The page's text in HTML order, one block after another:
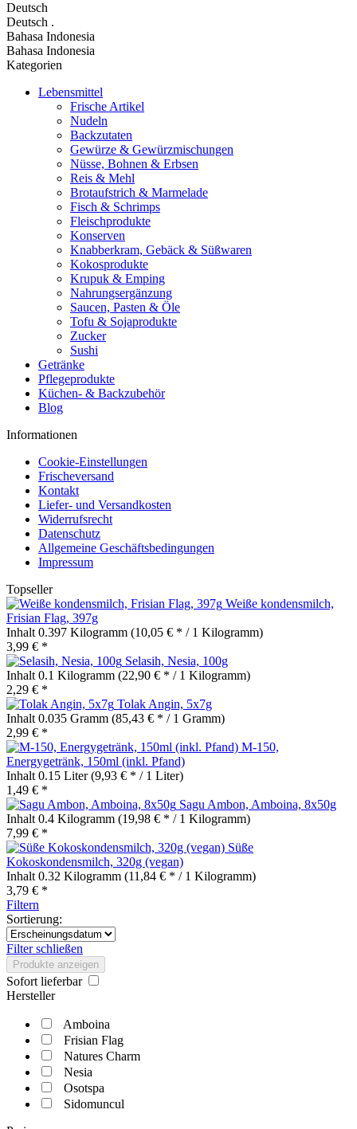
Deutsch
Deutsch .
Bahasa Indonesia
Bahasa Indonesia
Kategorien
Lebensmittel
Frische Artikel
Nudeln
Backzutaten
Gewürze & Gewürzmischungen
Nüsse, Bohnen & Erbsen
Reis & Mehl
Brotaufstrich & Marmelade
Fisch & Schrimps
Fleischprodukte
Konserven
Knabberkram, Gebäck & Süßwaren
Kokosprodukte
Krupuk & Emping
Nahrungsergänzung
Saucen, Pasten & Öle
Tofu & Sojaprodukte
Zucker
Sushi
Getränke
Pflegeprodukte
Küchen- & Backzubehör
Blog
Informationen
Cookie-Einstellungen
Frischeversand
Kontakt
Liefer- und Versandkosten
Widerrufsrecht
Datenschutz
Allgemeine Geschäftsbedingungen
Impressum
Topseller
Weiße kondensmilch,
Frisian Flag, 397g
Inhalt 0.397 Kilogramm (10,05 € * / 1 Kilogramm)
3,99 € *
Selasih, Nesia, 100g
Inhalt 0.1 Kilogramm (22,90 € * / 1 Kilogramm)
2,29 € *
Tolak Angin, 5x7g
Inhalt 0.035 Gramm (85,43 € * / 1 Gramm)
2,99 € *
M-150,
Energygetränk, 150ml (inkl. Pfand)
Inhalt 0.15 Liter(9,93 € * / 1 Liter)
1,49 € *
Sagu Ambon, Amboina, 8x50g
Inhalt 0.4 Kilogramm (19,98 € * / 1 Kilogramm)
7,99 € *
Süße
Kokoskondensmilch, 320g (vegan)
Inhalt 0.32 Kilogramm (11,84 € * / 1 Kilogramm)
3,79 € *
Filtern
Sortierung:
Filter schließen
Produkte anzeigen
Sofort lieferbar
Hersteller
Amboina
Frisian Flag
Natures Charm
Nesia
Osotspa
Sidomuncul